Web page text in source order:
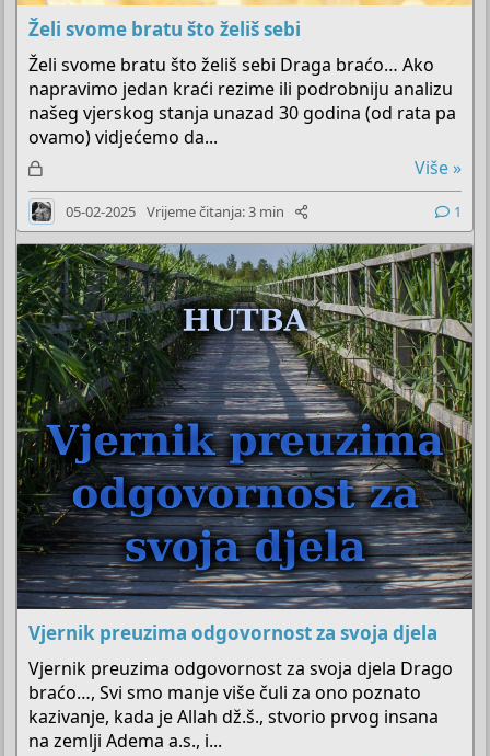
Želi svome bratu što želiš sebi
Želi svome bratu što želiš sebi Draga braćo… Ako
napravimo jedan kraći rezime ili podrobniju analizu
našeg vjerskog stanja unazad 30 godina (od rata pa
ovamo) vidjećemo da...
Z
a
k
l
j
u
č
a
n
o
Više »
05-02-2025 Vrijeme čitanja: 3 min 1
Vjernik preuzima odgovornost za svoja djela
Vjernik preuzima odgovornost za svoja djela Drago
braćo…, Svi smo manje više čuli za ono poznato
kazivanje, kada je Allah dž.š., stvorio prvog insana
na zemlji Adema a.s., i...